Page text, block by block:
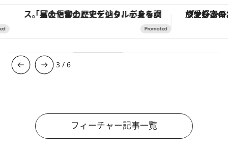
「星のや富士」でデジタルデトックス。冨士信仰の歴史を辿り、心身を調える。 ヴァシュロン・コンスタンタ
3 /6
フィーチャー記事一覧